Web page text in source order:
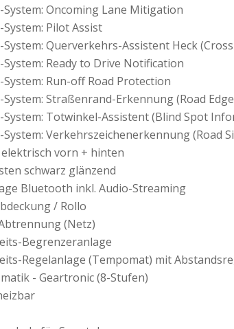
System: Oncoming Lane Mitigation
Pilot Assist
Querverkehrs-Assistent Heck
Ready to Drive Notification
Run-off Road Protection
Straßenrand-Erkennung (Road
System: Totwinkel-Assistent (Blind Spot
System: Verkehrszeichenerkennung (Road
vorn + hinten
schwarz glänzend
Bluetooth inkl. Audio-Streaming
/ Rollo
(Netz)
Begrenzeranlage
Regelanlage (Tempomat) mit
- Geartronic (8-Stufen)